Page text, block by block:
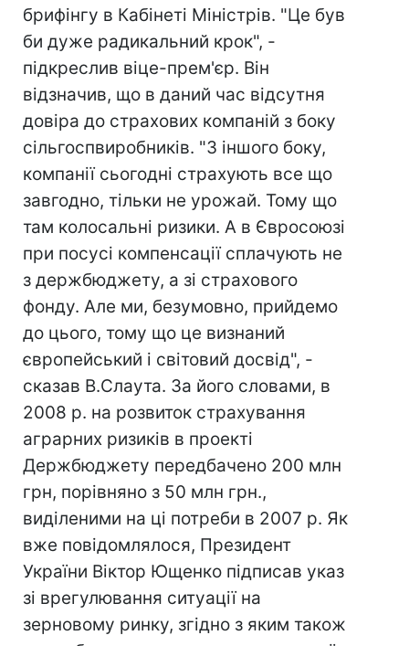
брифінгу в Кабінеті Міністрів. "Це був
би дуже радикальний крок", -
підкреслив віце-прем'єр. Він
відзначив, що в даний час відсутня
довіра до страхових компаній з боку
сільгоспвиробників. "З іншого боку,
компанії сьогодні страхують все що
завгодно, тільки не урожай. Тому що
там колосальні ризики. А в Євросоюзі
при посусі компенсації сплачують не
з держбюджету, а зі страхового
фонду. Але ми, безумовно, прийдемо
до цього, тому що це визнаний
європейський і світовий досвід", -
сказав В.Слаута. За його словами, в
2008 р. на розвиток страхування
аграрних ризиків в проекті
Держбюджету передбачено 200 млн
грн, порівняно з 50 млн грн.,
виділеними на ці потреби в 2007 р. Як
вже повідомлялося, Президент
України Віктор Ющенко підписав указ
зі врегулювання ситуації на
зерновому ринку, згідно з яким також